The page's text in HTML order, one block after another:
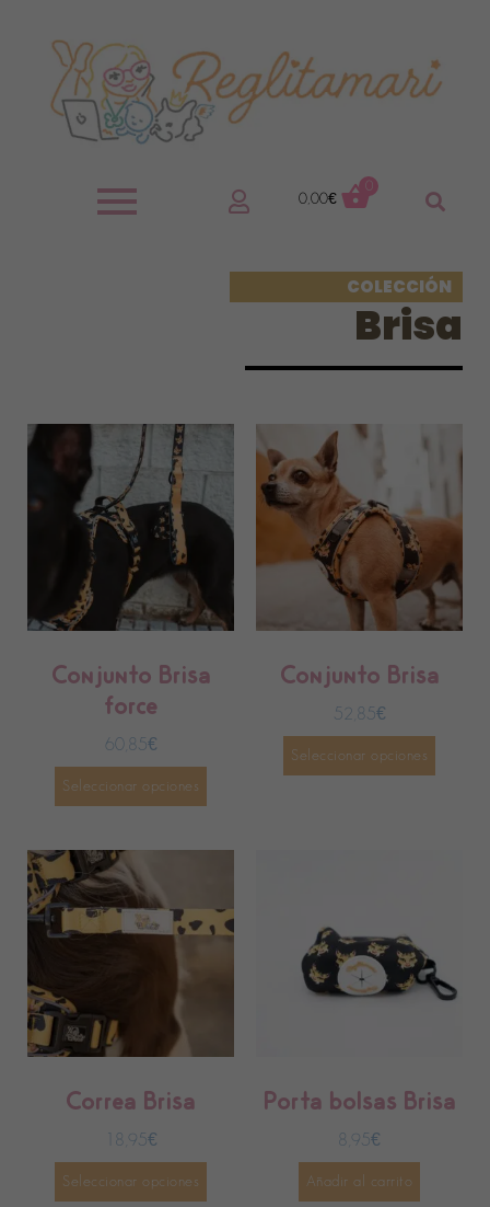
0,00€
0
COLECCIÓN
Brisa
Conjunto Brisa
force
60,85€
Seleccionar opciones
Conjunto Brisa
52,85€
Seleccionar opciones
Correa Brisa
18,95€
Seleccionar opciones
Porta bolsas Brisa
8,95€
Añadir al carrito